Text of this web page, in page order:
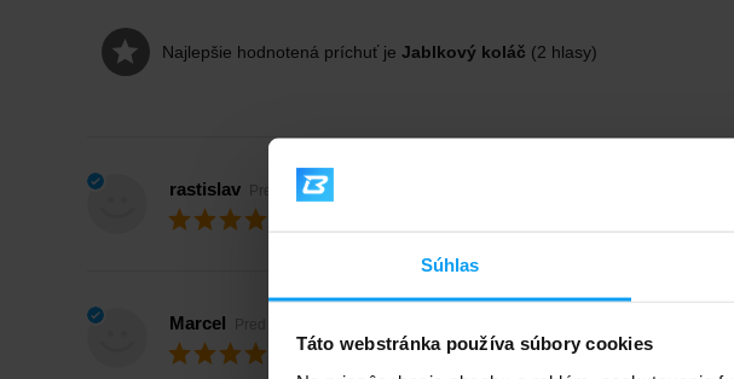
Súhlas
Táto webstránka používa súbory cookies
Najlepšie hodnotená príchuť je Jablkový koláč (2 hlasy)
rastislav Pred 6 dňami
Marcel Pred 7 dňami
Max. spokojnosť